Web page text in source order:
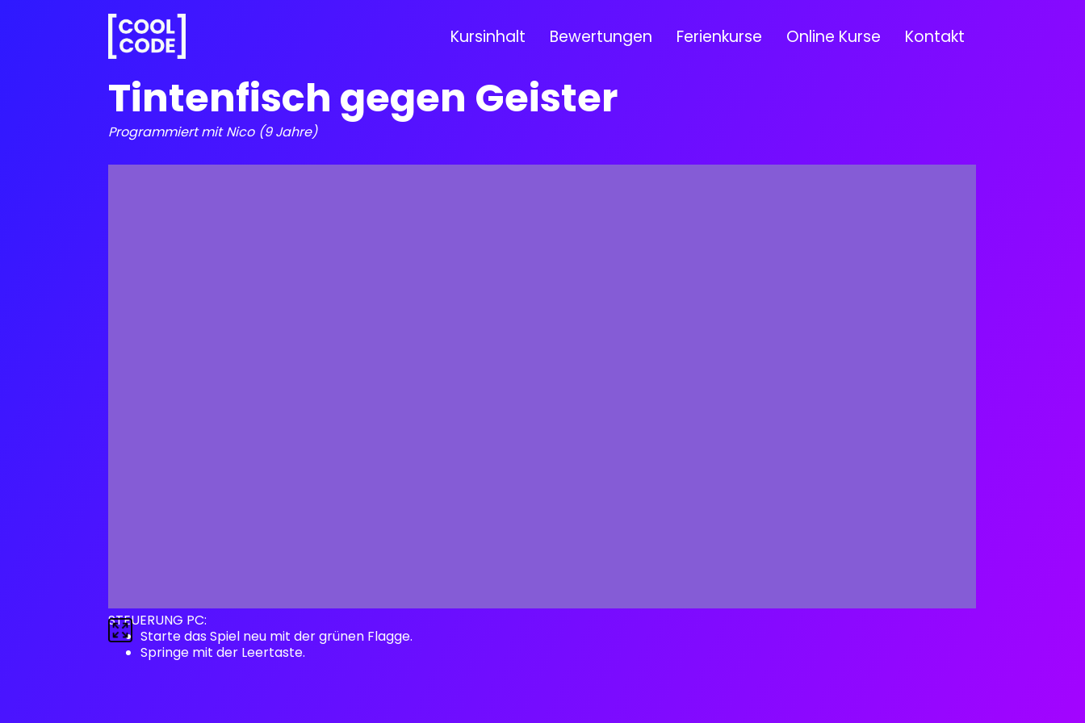
Tintenfisch gegen Geister
Programmiert mit Nico (9 Jahre)
STEUERUNG PC:
Starte das Spiel neu mit der grünen Flagge.
Springe mit der Leertaste.
Kursinhalt Bewertungen Ferienkurse Online Kurse Kontakt